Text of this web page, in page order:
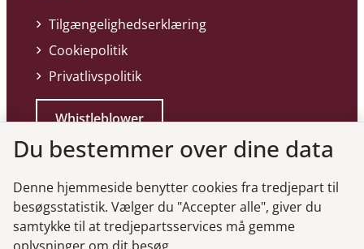
Tilgængelighedserklæring
Cookiepolitik
Privatlivspolitik
Whistleblower
Du bestemmer over dine data
Denne hjemmeside benytter cookies fra tredjepart til
besøgsstatistik. Vælger du "Accepter alle", giver du
samtykke til at tredjepartsservices må gemme